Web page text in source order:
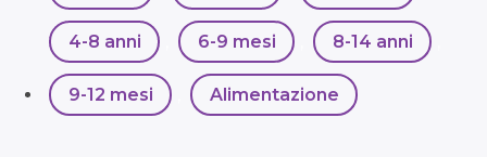
4-8 anni 6-9 mesi 8-14 anni
9-12 mesi Alimentazione